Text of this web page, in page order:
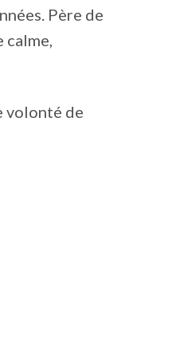
Père de
volonté de